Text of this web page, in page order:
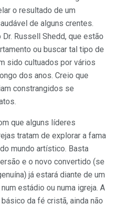
o resultado de um
de alguns crentes.
Russell Shedd, que estão
ou buscar tal tipo de
sido cultuados por vários
dos anos. Creio que
constrangidos se
que alguns líderes
tratam de explorar a fama
mundo artístico. Basta
e o novo convertido (se
já estará diante de um
estádio ou numa igreja. A
da fé cristã, ainda não